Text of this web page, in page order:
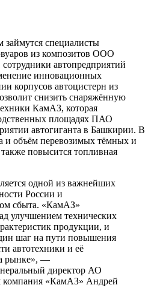
займутся специалисты
из композитов ООО
автопредприятий
инновационных
корпусов автоцистерн из
снизить снаряжённую
КамАЗ, которая
площадях ПАО
автогиганта в Башкирии. В
и объём перевозимых тёмных и
повысится топливная
одной из важнейших
России и
сбыта. «КамАЗ»
улучшением технических
продукции, и
шаг на пути повышения
автотехники и её
рынке», —
директор АО
компания «КамАЗ» Андрей